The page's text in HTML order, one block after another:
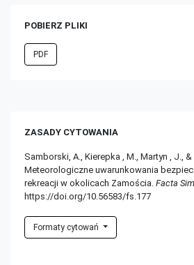
POBIERZ PLIKI
PDF
ZASADY CYTOWANIA
Samborski, A., Kierepka , M., Martyn , J., &
Meteorologiczne uwarunkowania
rekreacji w okolicach Zamościa. Facta
https://doi.org/10.56583/fs.177
Formaty cytowań